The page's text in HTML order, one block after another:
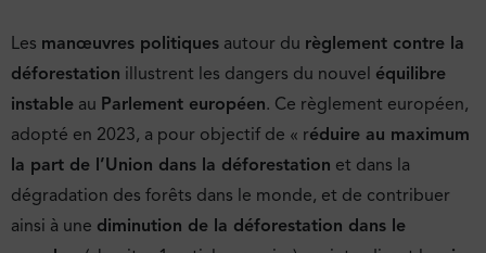
Les manœuvres politiques autour du règlement contre la
déforestation illustrent les dangers du nouvel équilibre
instable au Parlement européen. Ce règlement européen,
adopté en 2023, a pour objectif de « réduire au maximum
la part de l’Union dans la déforestation et dans la
dégradation des forêts dans le monde, et de contribuer
ainsi à une diminution de la déforestation dans le